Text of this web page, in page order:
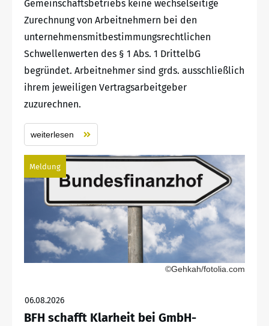
Gemeinschaftsbetriebs keine wechselseitige
Zurechnung von Arbeitnehmern bei den
unternehmensmitbestimmungsrechtlichen
Schwellenwerten des § 1 Abs. 1 DrittelbG
begründet. Arbeitnehmer sind grds. ausschließlich
ihrem jeweiligen Vertragsarbeitgeber
zuzurechnen.
weiterlesen
Meldung
©Gehkah/fotolia.com
06.08.2026
BFH schafft Klarheit bei GmbH-